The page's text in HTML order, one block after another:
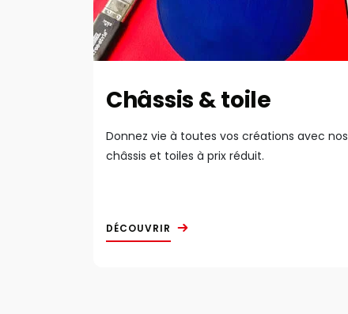
Châssis & toile
Donnez vie à toutes vos créations avec nos
châssis et toiles à prix réduit.
DÉCOUVRIR